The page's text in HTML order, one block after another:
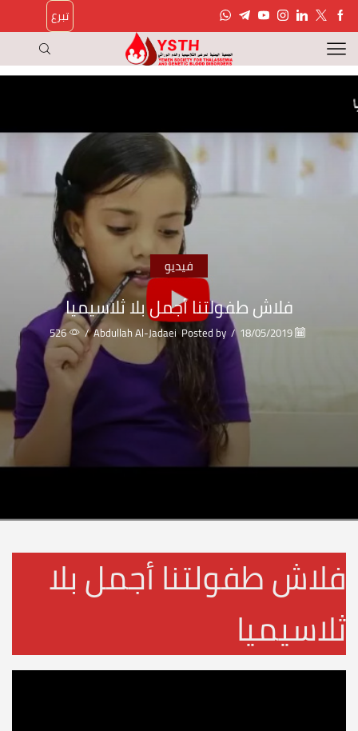
تبرع
فيديو
فلاش طفولتنا أجمل بلا ثلاسيميا
/
Posted by
Abdullah Al-Jadaei
/
526
فلاش طفولتنا أجمل بلا
ثلاسيميا